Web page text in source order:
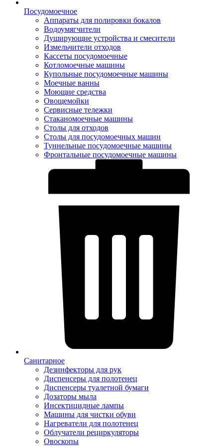
Посудомоечное
Аппараты для полировки бокалов
Водоумягчители
Душирующие устройства и смесители
Измельчители отходов
Кассеты посудомоечные
Котломоечные машины
Купольные посудомоечные машины
Моечные ванны
Моющие средства
Овощемойки
Сервисные тележки
Стаканомоечные машины
Столы для отходов
Столы для посудомоечных машин
Туннельные посудомоечные машины
Фронтальные посудомоечные машины
Санитарное
Дезинфекторы для рук
Диспенсеры для полотенец
Диспенсеры туалетной бумаги
Дозаторы мыла
Инсектицидные лампы
Машины для чистки обуви
Нагреватели для полотенец
Облучатели рециркуляторы
Овоскопы